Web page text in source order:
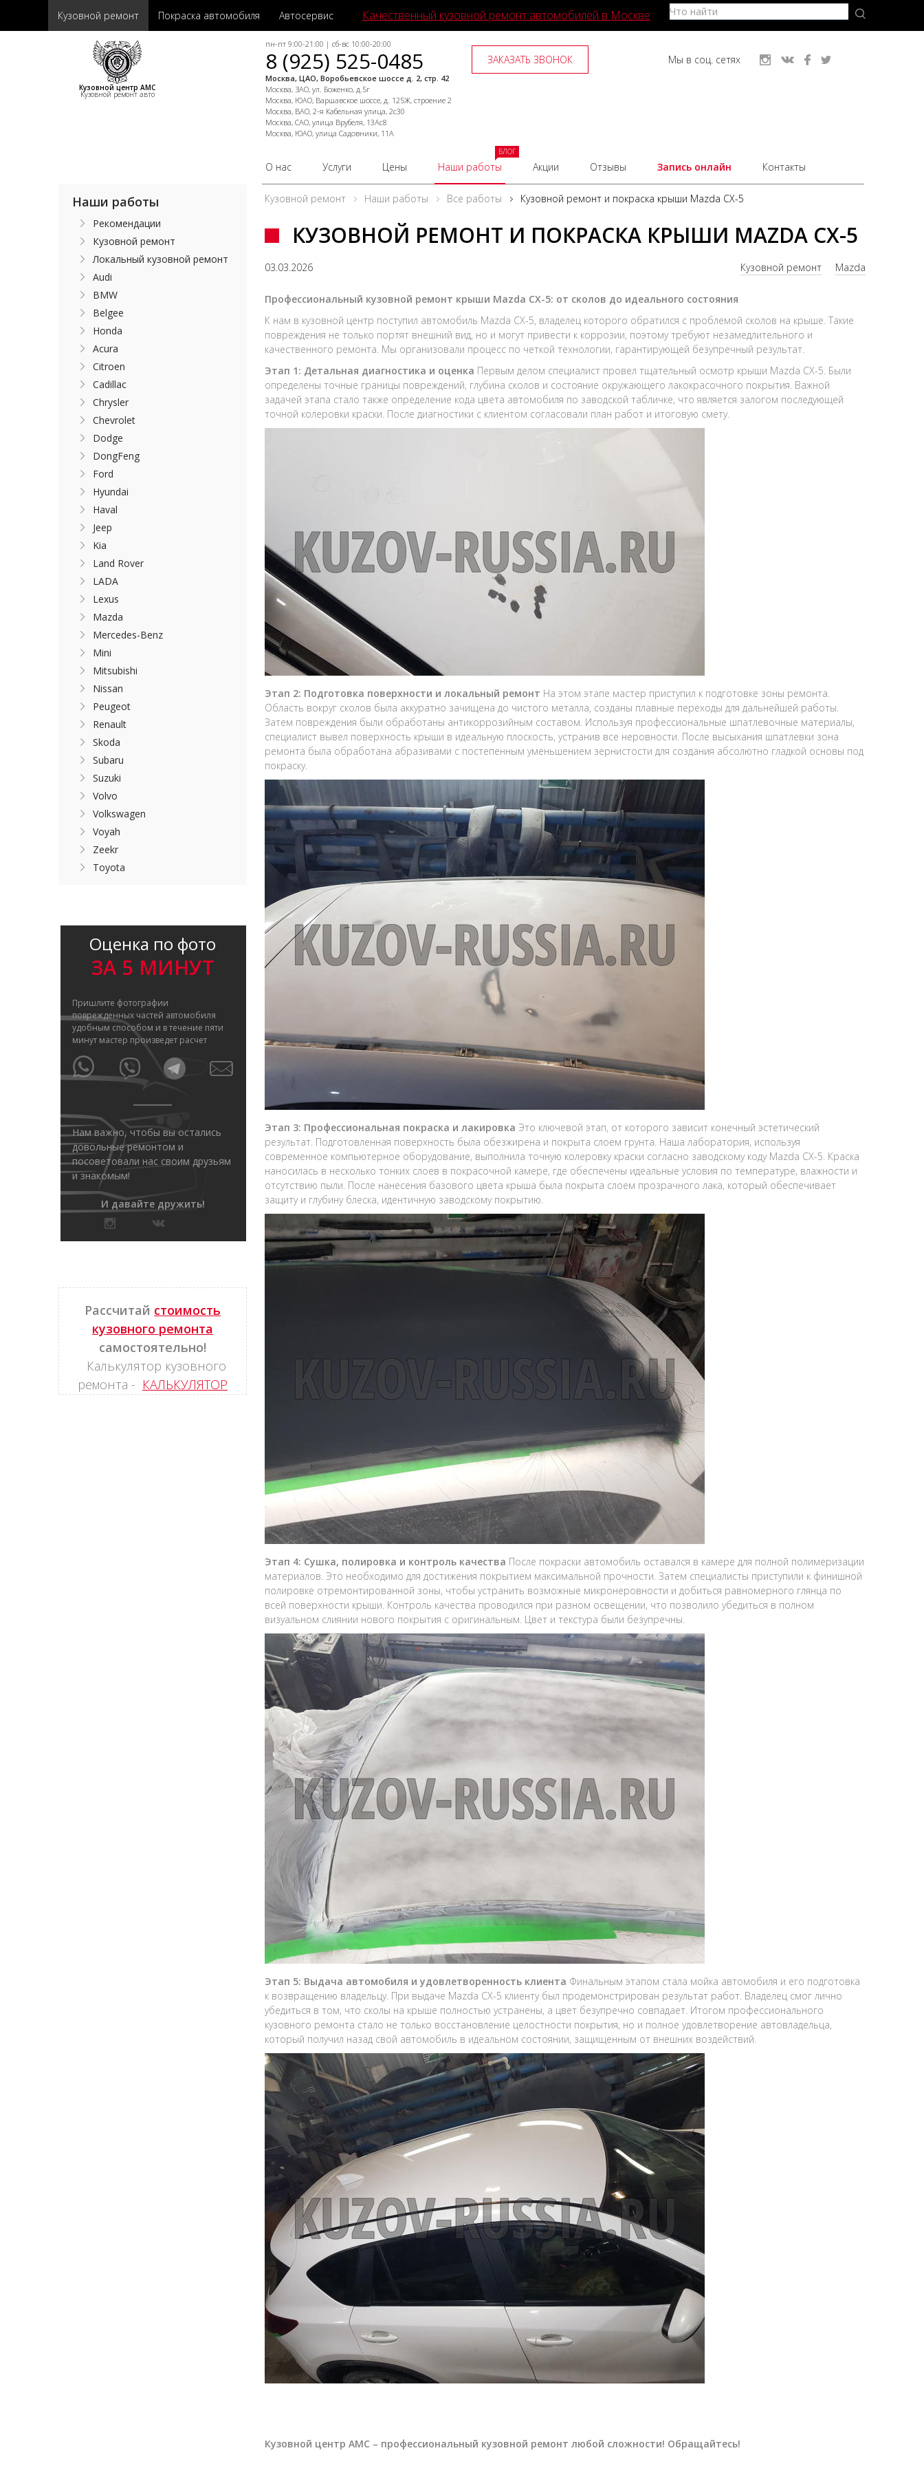
Кузовной ремонт Покраска автомобиля Автосервис Качественный кузовной ремонт автомобилей в Москве
Кузовной центр АМС
Кузовной ремонт авто
пн-пт 9:00-21:00 | сб-вс 10:00-20:00
8 (925) 525-0485
Москва, ЦАО, Воробьевское шоссе д. 2, стр. 42
Москва, ЗАО, ул. Боженко, д.5г
Москва, ЮАО, Варшавское шоссе, д. 125Ж, строение 2
Москва, ВАО, 2-я Кабельная улица, 2с30
Москва, САО, улица Врубеля, 13Ас8
Москва, ЮАО, улица Садовники, 11А
ЗАКАЗАТЬ ЗВОНОК Мы в соц. сетях
О нас Услуги Цены Наши работы
БЛОГ
Акции Отзывы Запись онлайн Контакты
Кузовной ремонт Наши работы Все работы Кузовной ремонт и покраска крыши Mazda CX-5
КУЗОВНОЙ РЕМОНТ И ПОКРАСКА КРЫШИ MAZDA CX-5
03.03.2026 Кузовной ремонт Mazda
Профессиональный кузовной ремонт крыши Mazda CX-5: от сколов до идеального состояния
К нам в кузовной центр поступил автомобиль Mazda CX-5, владелец которого обратился с проблемой сколов на крыше. Такие
повреждения не только портят внешний вид, но и могут привести к коррозии, поэтому требуют незамедлительного и
качественного ремонта. Мы организовали процесс по четкой технологии, гарантирующей безупречный результат.
Этап 1: Детальная диагностика и оценка Первым делом специалист провел тщательный осмотр крыши Mazda CX-5. Были
определены точные границы повреждений, глубина сколов и состояние окружающего лакокрасочного покрытия. Важной
задачей этапа стало также определение кода цвета автомобиля по заводской табличке, что является залогом последующей
точной колеровки краски. После диагностики с клиентом согласовали план работ и итоговую смету.
Этап 2: Подготовка поверхности и локальный ремонт На этом этапе мастер приступил к подготовке зоны ремонта.
Область вокруг сколов была аккуратно зачищена до чистого металла, созданы плавные переходы для дальнейшей работы.
Затем повреждения были обработаны антикоррозийным составом. Используя профессиональные шпатлевочные материалы,
специалист вывел поверхность крыши в идеальную плоскость, устранив все неровности. После высыхания шпатлевки зона
ремонта была обработана абразивами с постепенным уменьшением зернистости для создания абсолютно гладкой основы под
покраску.
Этап 3: Профессиональная покраска и лакировка Это ключевой этап, от которого зависит конечный эстетический
результат. Подготовленная поверхность была обезжирена и покрыта слоем грунта. Наша лаборатория, используя
современное компьютерное оборудование, выполнила точную колеровку краски согласно заводскому коду Mazda CX-5. Краска
наносилась в несколько тонких слоев в покрасочной камере, где обеспечены идеальные условия по температуре, влажности и
отсутствию пыли. После нанесения базового цвета крыша была покрыта слоем прозрачного лака, который обеспечивает
защиту и глубину блеска, идентичную заводскому покрытию.
Этап 4: Сушка, полировка и контроль качества После покраски автомобиль оставался в камере для полной полимеризации
материалов. Это необходимо для достижения покрытием максимальной прочности. Затем специалисты приступили к финишной
полировке отремонтированной зоны, чтобы устранить возможные микронеровности и добиться равномерного глянца по
всей поверхности крыши. Контроль качества проводился при разном освещении, что позволило убедиться в полном
визуальном слиянии нового покрытия с оригинальным. Цвет и текстура были безупречны.
Этап 5: Выдача автомобиля и удовлетворенность клиента Финальным этапом стала мойка автомобиля и его подготовка
к возвращению владельцу. При выдаче Mazda CX-5 клиенту был продемонстрирован результат работ. Владелец смог лично
убедиться в том, что сколы на крыше полностью устранены, а цвет безупречно совпадает. Итогом профессионального
кузовного ремонта стало не только восстановление целостности покрытия, но и полное удовлетворение автовладельца,
который получил назад свой автомобиль в идеальном состоянии, защищенным от внешних воздействий.
Кузовной центр АМС – профессиональный кузовной ремонт любой сложности! Обращайтесь!
Наши работы
Рекомендации
Кузовной ремонт
Локальный кузовной ремонт
Audi
BMW
Belgee
Honda
Acura
Citroen
Cadillac
Chrysler
Chevrolet
Dodge
DongFeng
Ford
Hyundai
Haval
Jeep
Kia
Land Rover
LADA
Lexus
Mazda
Mercedes-Benz
Mini
Mitsubishi
Nissan
Peugeot
Renault
Skoda
Subaru
Suzuki
Volvo
Volkswagen
Voyah
Zeekr
Toyota
Оценка по фото
ЗА 5 МИНУТ
Пришлите фотографии
поврежденных частей автомобиля
удобным способом и в течение пяти
минут мастер произведет расчет
Нам важно, чтобы вы остались
довольные ремонтом и
посоветовали нас своим друзьям
и знакомым!
И давайте дружить!
Рассчитай стоимость
кузовного ремонта
самостоятельно!
Калькулятор кузовного
ремонта - КАЛЬКУЛЯТОР